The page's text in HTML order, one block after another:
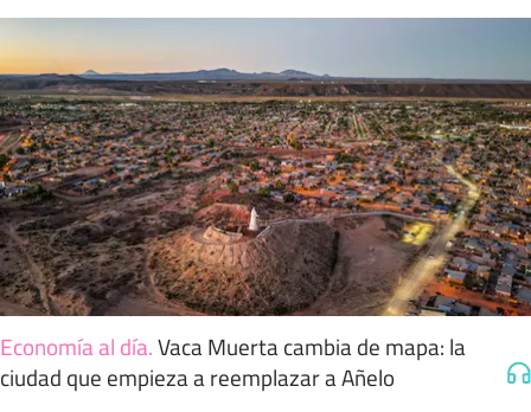
Economía al día.Vaca Muerta cambia de mapa: la
ciudad que empieza a reemplazar a Añelo